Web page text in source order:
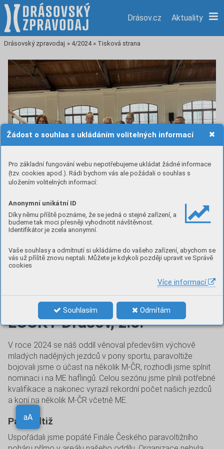
Žádost o souhlas s ukládáním volitelných informací
Pro základní fungování webu nepotřebujeme ukládat žádné informace
(tzv. cookies apod.). Rádi bychom vás ale požádali o souhlas s
uložením volitelných informací:
Anonymní unikátní ID
Díky němu příště poznáme, že se jedná o stejné zařízení, a
budeme tak moci přesněji vyhodnotit návštěvnost.
Identifikátor je zcela anonymní.
Vaše souhlasy a odmítnutí si ukládáme do vašeho zařízení, abychom se
vás už příště znovu neptali. Můžete je kdykoli později upravit ve Správě
cookies
Více informací
Souhlasím Odmítám
Aa aA
Drásov.cz Aktuality
Drásovský zpravodaj » 4/2024 » Tisková strana
Sportovní sezóna 2024 TJJ
LUCKY Drásov, z.s.
V roce 2024 se náš oddíl věnoval především výchově
mladých nadějných jezdců v pony sportu, paravoltiže
bojovali jsme o účast na několik M-ČR, rozhodli jsme splnit
nominaci i na ME haflingů. Celou sezónu jsme plnili potřebné
kvalifikace a nakonec vyrazil rekordní počet našich jezdců
a koní na několik M-ČR včetně ME.
Paravoltiž
Uspořádali jsme popáté Finále Českého paravoltižního